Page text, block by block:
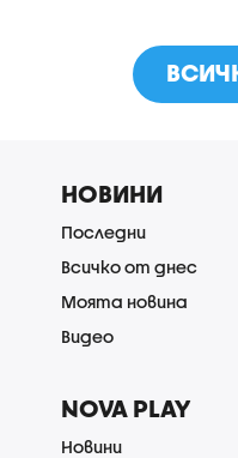
НОВИНИ
Последни
Всичко от днес
Моята новина
Видео
NOVA PLAY
Новини